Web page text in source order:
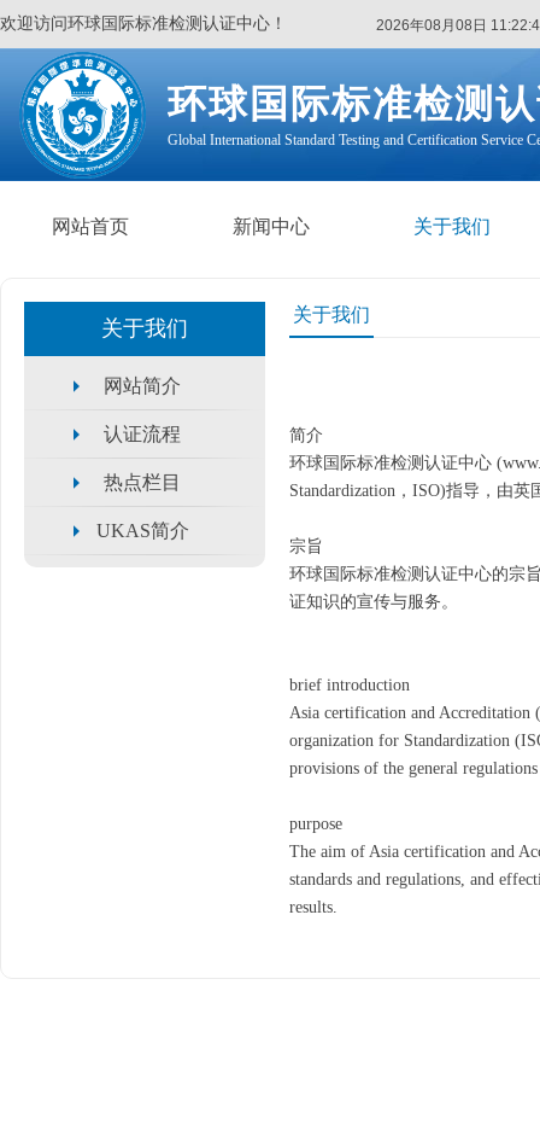
欢迎访问环球国际标准检测认证中心！ 2026年08月08日
环球国际标准检测
Global International Standard Testing and Certification Service
网站首页 新闻中心 关于我们
关于我们
网站简介
认证流程
热点栏目
UKAS简介
关于我们
简介
环球国际标准检测认证中心
Standardization，ISO)指导，由
宗旨
环球国际标准检测认证中心的宗
证知识的宣传与服务。
brief introduction
Asia certification and Accreditation
organization for Standardization
provisions of the general
purpose
The aim of Asia certification and
standards and regulations, and
results.